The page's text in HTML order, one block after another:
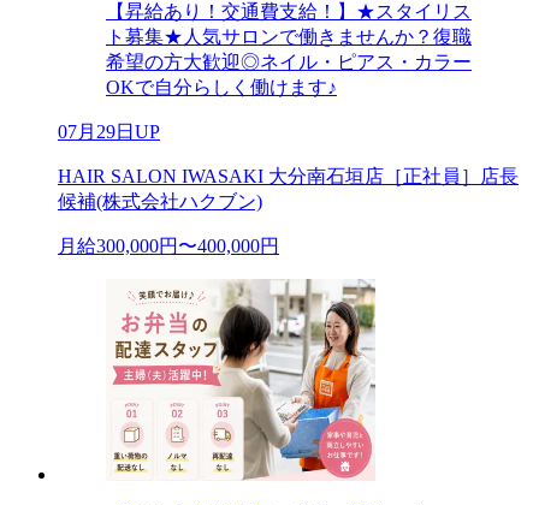
【昇給あり！交通費支給！】★スタイリス
ト募集★人気サロンで働きませんか？復職
希望の方大歓迎◎ネイル・ピアス・カラー
OKで自分らしく働けます♪
07月29日UP
HAIR SALON IWASAKI 大分南石垣店［正社員］店長
候補(株式会社ハクブン)
月給300,000円〜400,000円